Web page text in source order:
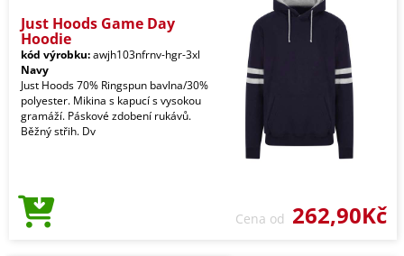
Just Hoods Game Day
Hoodie
kód výrobku:awjh103nfrnv-hgr-3xl
Navy
Just Hoods 70% Ringspun bavlna/30%
polyester. Mikina s kapucí s vysokou
gramáží. Páskové zdobení rukávů.
Běžný střih. Dv
Cena od 262,90Kč